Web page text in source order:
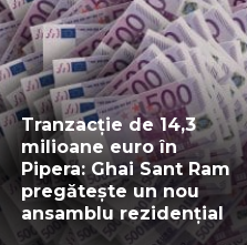
Tranzacție de 14,3
milioane euro în
Pipera: Ghai Sant Ram
pregătește un nou
ansamblu rezidențial